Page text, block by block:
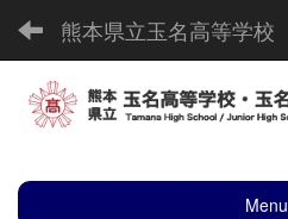
熊本県立玉名高等学校
Menu